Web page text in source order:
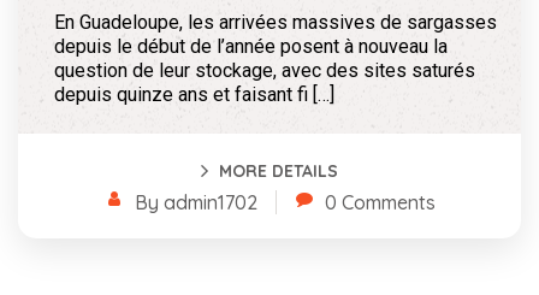
En Guadeloupe, les arrivées massives de sargasses
depuis le début de l’année posent à nouveau la
question de leur stockage, avec des sites saturés
depuis quinze ans et faisant fi […]
MORE DETAILS
By admin1702 0 Comments